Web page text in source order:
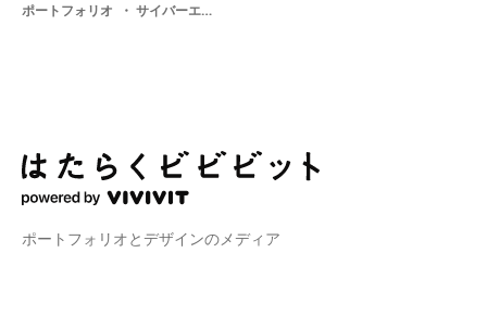
ポートフォリオ サイバーエージェント
ポートフォリオとデザインのメディア